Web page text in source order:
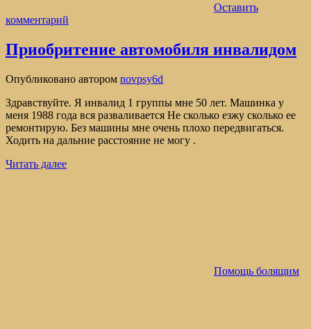
Оставить
комментарий
Приобритение автомобиля инвалидом
Опубликовано автором novpsy6d
Здравствуйте. Я инвалид 1 группы мне 50 лет. Машинка у
меня 1988 года вся разваливается Не сколько езжу сколько ее
ремонтирую. Без машины мне очень плохо передвигаться.
Ходить на дальние расстояние не могу .
Читать далее
Помощь болящим